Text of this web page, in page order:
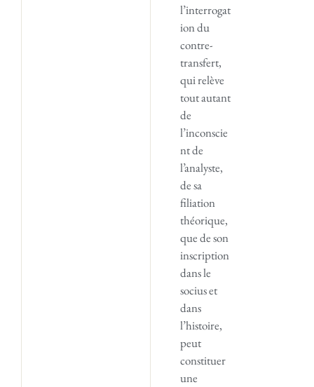
l’interrogat
ion du
contre-
transfert,
qui relève
tout autant
de
l’inconscie
nt de
l’analyste,
de sa
filiation
théorique,
que de son
inscription
dans le
socius et
dans
l’histoire,
peut
constituer
une